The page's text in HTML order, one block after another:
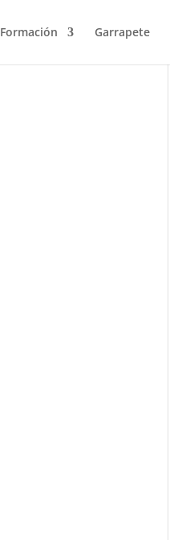
Formación Garrapete